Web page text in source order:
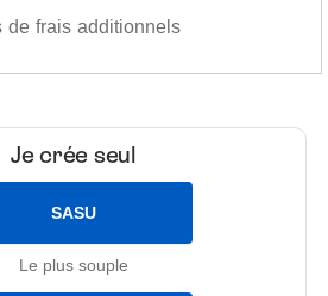
de frais additionnels
Je crée seul
SASU
Le plus souple